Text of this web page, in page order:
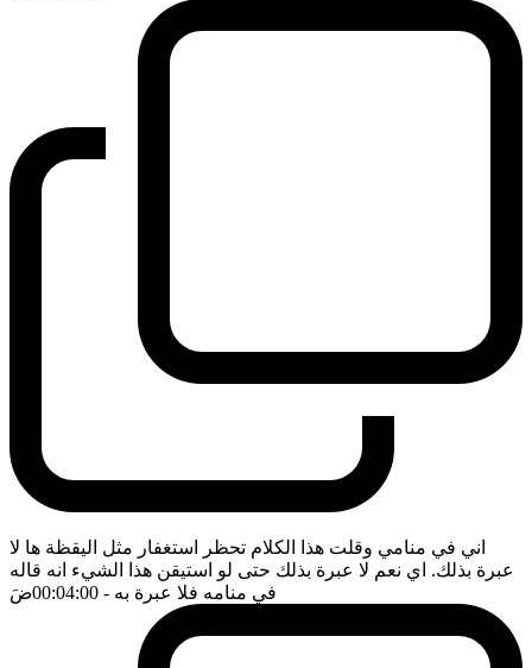
اني في منامي وقلت هذا الكلام تحظر استغفار مثل اليقظة ها لا
عبرة بذلك. اي نعم لا عبرة بذلك حتى لو استيقن هذا الشيء انه قاله
في منامه فلا عبرة به - 00:04:00 ضَ